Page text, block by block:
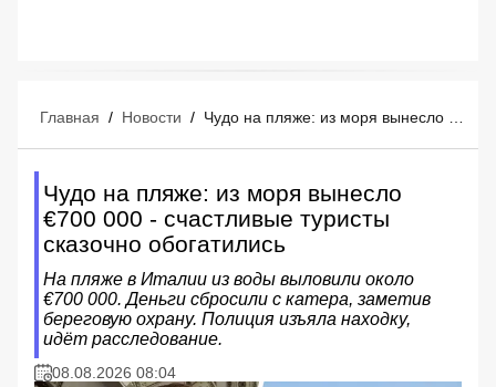
Главная / Новости /
Чудо на пляже: из моря вынесло
€700 000 - счастливые туристы
сказочно обогатились
На пляже в Италии из воды выловили около
€700 000. Деньги сбросили с катера, заметив
береговую охрану. Полиция изъяла находку,
идёт расследование.
08.08.2026 08:04